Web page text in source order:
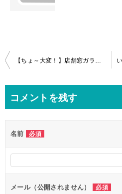
投
ビ
ー
シ
ョ
ン
コメントを残す
名前 必須
メール（公開されません） 必須